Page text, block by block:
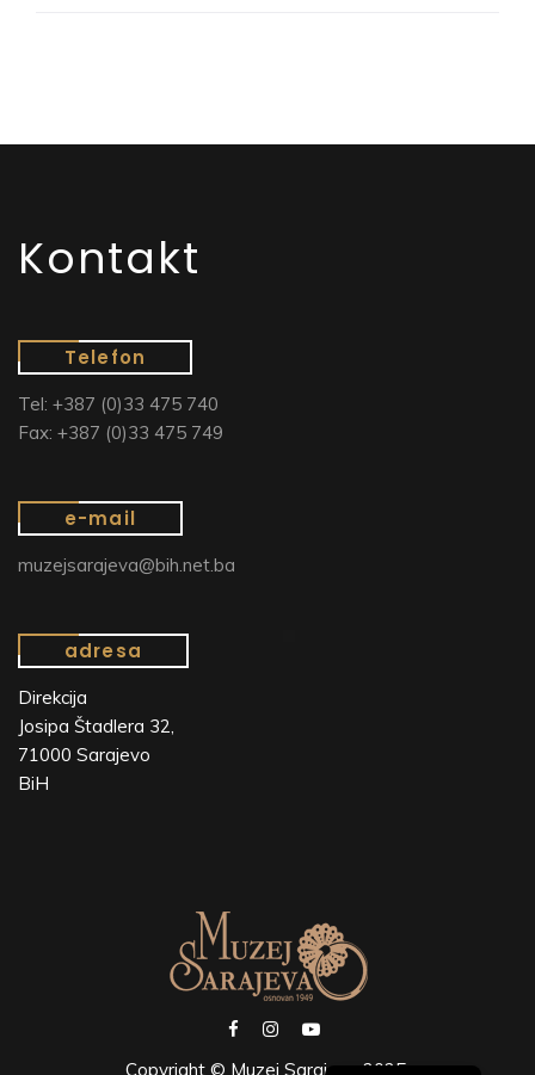
Kontakt
Telefon
Tel: +387 (0)33 475 740
Fax: +387 (0)33 475 749
e-mail
muzejsarajeva@bih.net.ba
adresa
Direkcija
Josipa Štadlera 32,
71000 Sarajevo
BiH
Copyright © Muzej Sarajeva 2025.